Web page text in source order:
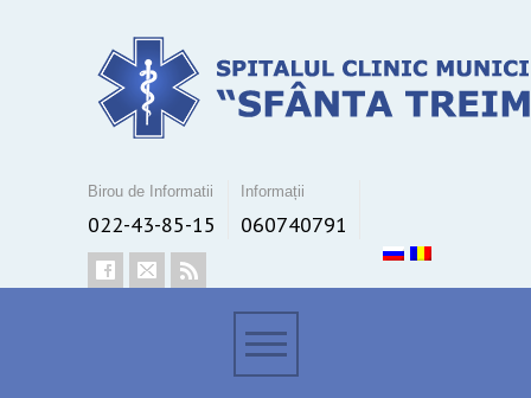
Birou de Informatii
022-43-85-15
Informații
060740791